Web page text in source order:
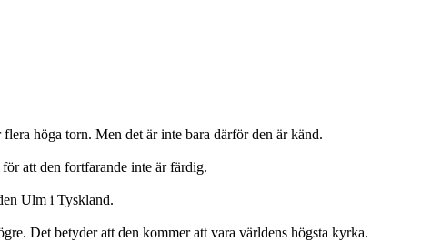
höga torn. Men det är inte bara därför den är känd.
att den fortfarande inte är färdig.
Ulm i Tyskland.
Det betyder att den kommer att vara världens högsta kyrka.